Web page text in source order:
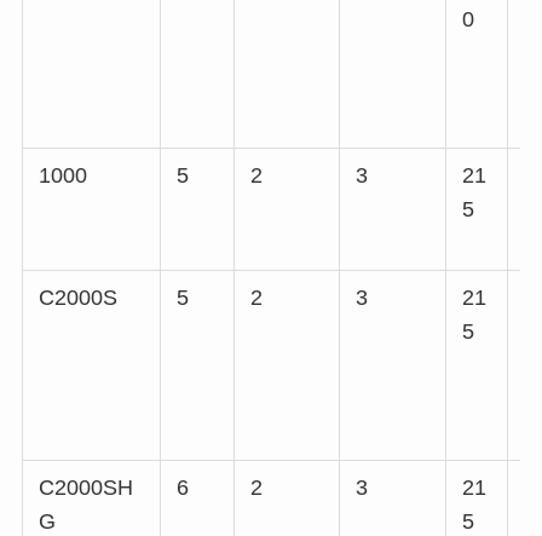
0
1000 5 2 3
21
5
C2000S 5 2 3
21
5
C2000SH
G
6 2 3
21
5